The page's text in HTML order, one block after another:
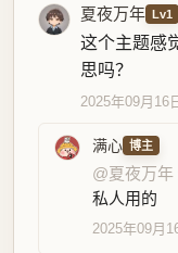
夏夜万年 Lv1
这个主题感
思吗？
2025年09月16
满心 博主
@夏夜万年
私人用的
2025年09月